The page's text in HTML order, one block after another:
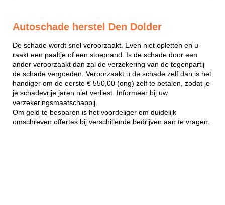
Autoschade herstel Den Dolder
De schade wordt snel veroorzaakt. Even niet opletten en u
raakt een paaltje of een stoeprand. Is de schade door een
ander veroorzaakt dan zal de verzekering van de tegenpartij
de schade vergoeden. Veroorzaakt u de schade zelf dan is het
handiger om de eerste € 550,00 (ong) zelf te betalen, zodat je
je schadevrije jaren niet verliest. Informeer bij uw
verzekeringsmaatschappij.
Om geld te besparen is het voordeliger om duidelijk
omschreven offertes bij verschillende bedrijven aan te vragen.